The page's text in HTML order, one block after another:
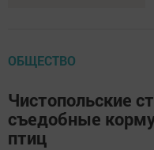
ОБЩЕСТВО
Чистопольские
съедобные
птиц